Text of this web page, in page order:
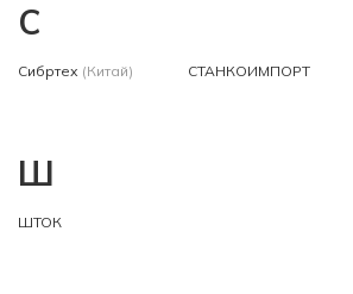
С
Сибртех (Китай) СТАНКОИМПОРТ
Ш
ШТОК